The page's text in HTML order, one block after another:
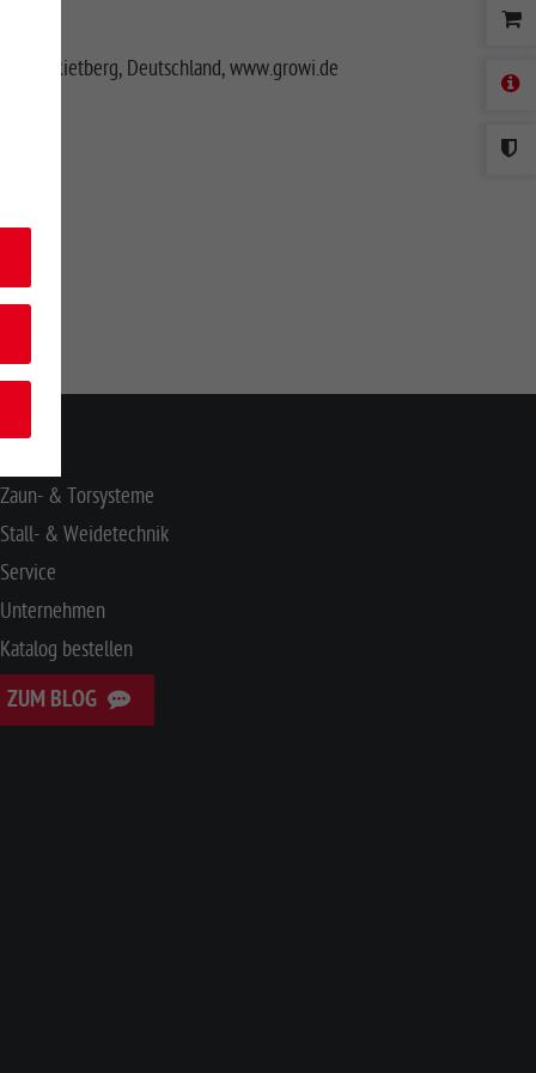
Rietberg, Deutschland, www.growi.de
Zaun- & Torsysteme
Stall- & Weidetechnik
Service
Unternehmen
Katalog bestellen
ZUM BLOG